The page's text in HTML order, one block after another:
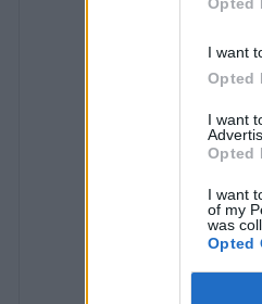
I want
Opted
I want
Opted
I want
of my
was
Opted